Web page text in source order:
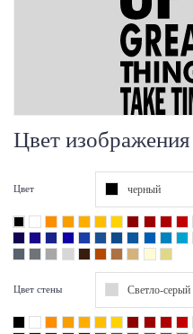
Цвет изображения
Цвет черный
Цвет стены Светло-серый